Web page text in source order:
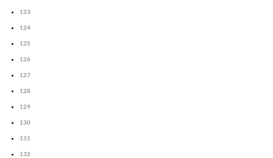
123
124
125
126
127
128
129
130
131
132